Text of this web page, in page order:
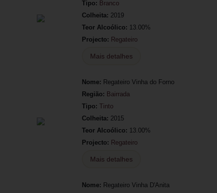
Tipo: Branco
Colheita: 2019
Teor Alcoólico: 13.00%
Projecto: Regateiro
Mais detalhes
Nome: Regateiro Vinha do Forno
Região: Bairrada
Tipo: Tinto
Colheita: 2015
Teor Alcoólico: 13.00%
Projecto: Regateiro
Mais detalhes
Nome: Regateiro Vinha D'Anita